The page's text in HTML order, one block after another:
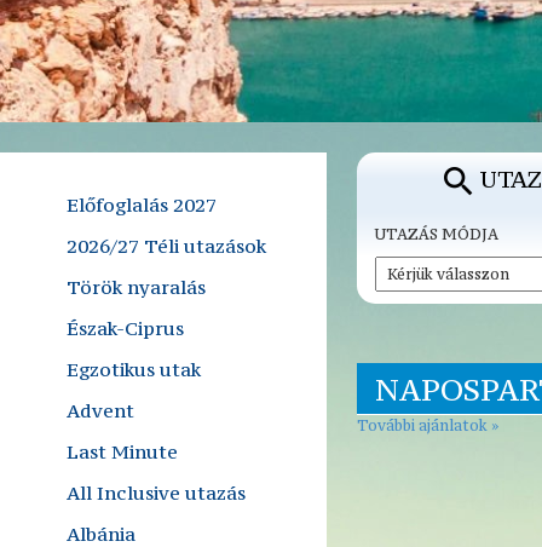
Előfoglalás 2027
2026/27 Téli utazások
Török nyaralás
Észak-Ciprus
Egzotikus utak
Advent
Last Minute
All Inclusive utazás
Albánia
UTAZÁS MÓDJA
További ajánlatok »